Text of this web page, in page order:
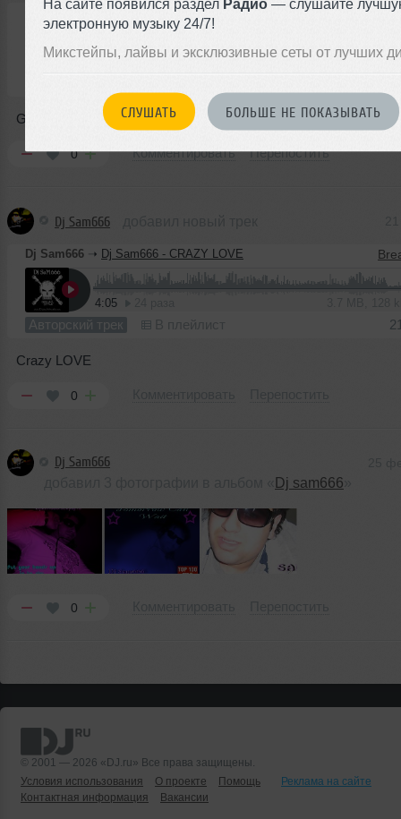
На сайте появился раздел Радио — слушайте
электронную музыку 24/7!
Микстейпы, лайвы и эксклюзивные сеты от лучших
СЛУШАТЬ БОЛЬШЕ НЕ ПОКАЗЫВАТЬ
Dj Sam666 ➝Dj Sam666 - Go_Girl
5:36 25 раз 5.1 MB, 128
Go_Girl
0 Комментировать Перепостить
Dj Sam666
Dj Sam666 ➝ Dj Sam666 - CRAZY LOVE
4:05
Авторский трек В плейлист
Crazy LOVE
0
Dj Sam666
Dj sam666
0
© 2001 — 2026 «DJ.ru» Все права защищены.
Условия использования
О проекте Помощь
Реклама на сайте
Контактная информация
Вакансии